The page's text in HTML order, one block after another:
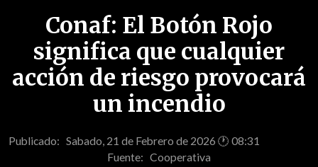
Conaf: El Botón Rojo
significa que cualquier
acción de riesgo provocará
un incendio
Publicado: Sabado, 21 de Febrero de 2026 🕐 08:31
Fuente: Cooperativa